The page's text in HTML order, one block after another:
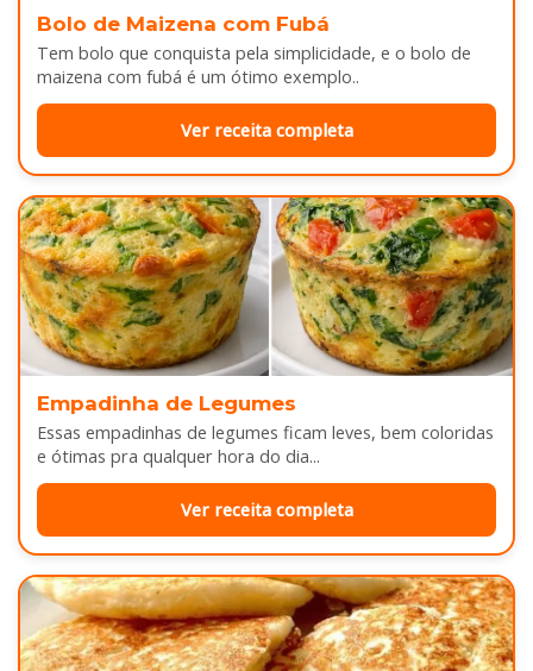
Bolo de Maizena com Fubá
Tem bolo que conquista pela simplicidade, e o bolo de
maizena com fubá é um ótimo exemplo..
Ver receita completa
Empadinha de Legumes
Essas empadinhas de legumes ficam leves, bem coloridas
e ótimas pra qualquer hora do dia...
Ver receita completa